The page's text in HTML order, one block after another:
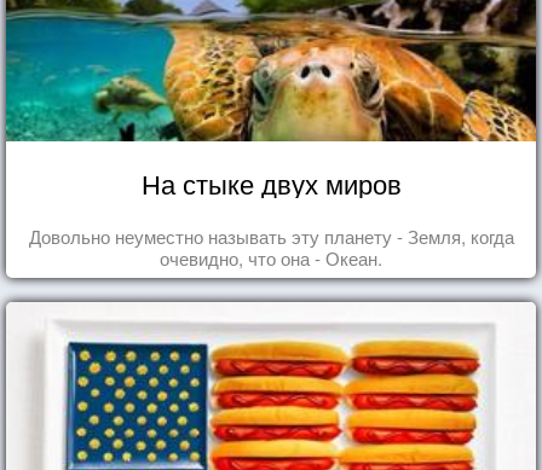
На стыке двух миров
Довольно неуместно называть эту планету - Земля, когда
очевидно, что она - Океан.